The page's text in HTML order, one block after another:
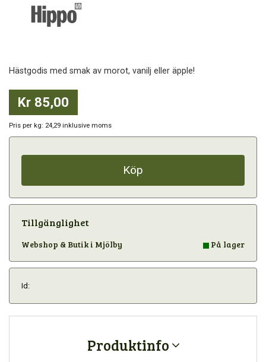
Hästgodis med smak av morot, vanilj eller äpple!
Kr 85,00
Pris per kg: 24,29 inklusive moms
Köp
Tillgänglighet
Webshop & Butik i Mjölby På lager
Id:
Produktinfo